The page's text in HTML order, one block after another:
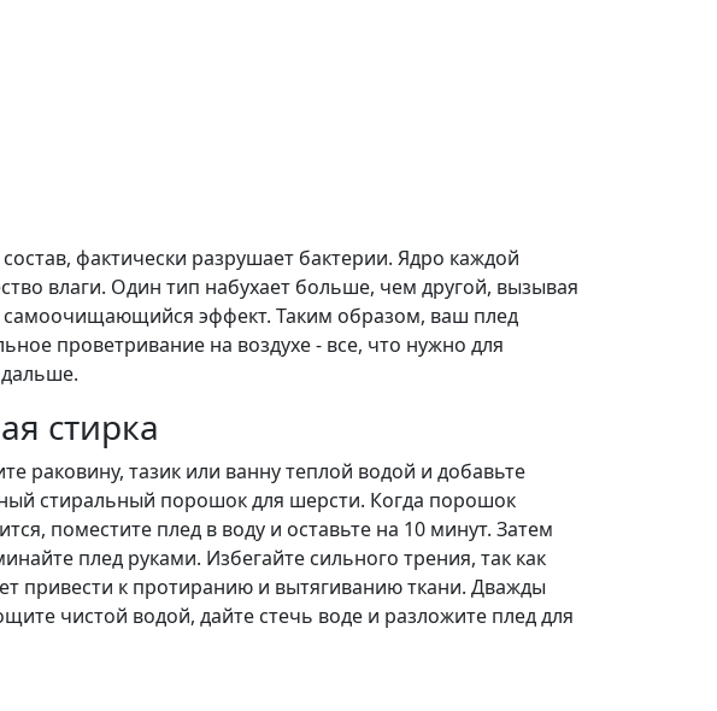
фактически разрушает бактерии. Ядро каждой
влаги. Один тип набухает больше, чем другой, вызывая
самоочищающийся эффект. Таким образом, ваш плед
проветривание на воздухе - все, что нужно для
стирка
раковину, тазик или ванну теплой водой и добавьте
стиральный порошок для шерсти. Когда порошок
поместите плед в воду и оставьте на 10 минут. Затем
плед руками. Избегайте сильного трения, так как
привести к протиранию и вытягиванию ткани. Дважды
чистой водой, дайте стечь воде и разложите плед для